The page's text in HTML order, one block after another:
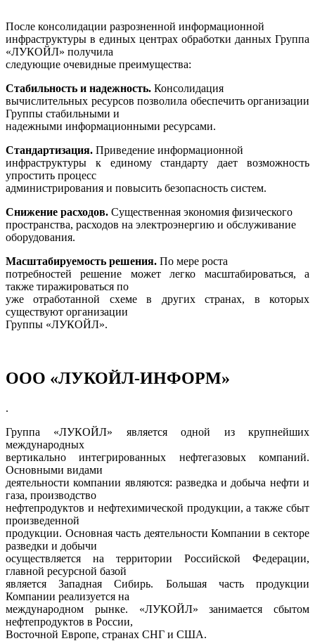
После консолидации разрозненной информационной
инфраструктуры в единых центрах обработки данных Группа
«ЛУКОЙЛ» получила
следующие очевидные преимущества:
Стабильность и надежность. Консолидация
вычислительных ресурсов позволила обеспечить организации
Группы стабильными и
надежными информационными ресурсами.
Стандартизация. Приведение информационной
инфраструктуры к единому стандарту дает возможность
упростить процесс
администрирования и повысить безопасность систем.
Снижение расходов. Существенная экономия физического
пространства, расходов на электроэнергию и обслуживание
оборудования.
Масштабируемость решения. По мере роста
потребностей решение может легко масштабироваться, а
также тиражироваться по
уже отработанной схеме в других странах, в которых
существуют организации
Группы «ЛУКОЙЛ».
ООО «ЛУКОЙЛ-ИНФОРМ»
.
Группа «ЛУКОЙЛ» является одной из крупнейших
международных
вертикально интегрированных нефтегазовых компаний.
Основными видами
деятельности компании являются: разведка и добыча нефти и
газа, производство
нефтепродуктов и нефтехимической продукции, а также сбыт
произведенной
продукции. Основная часть деятельности Компании в секторе
разведки и добычи
осуществляется на территории Российской Федерации,
главной ресурсной базой
является Западная Сибирь. Большая часть продукции
Компании реализуется на
международном рынке. «ЛУКОЙЛ» занимается сбытом
нефтепродуктов в России,
Восточной Европе, странах СНГ и США.